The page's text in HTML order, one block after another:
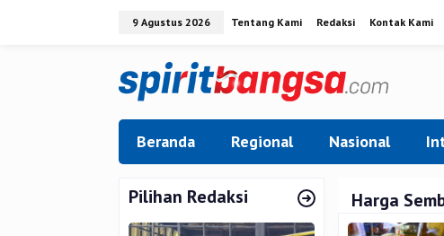
9 Agustus 2026 Tentang Kami Redaksi Kontak Kami
Beranda Regional Nasional
Pilihan Redaksi Harga